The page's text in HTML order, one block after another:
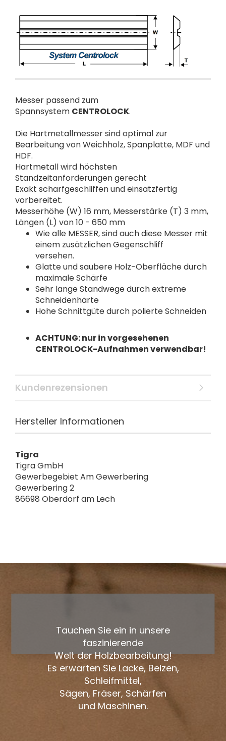
Messer passend zum
Spannsystem CENTROLOCK.
Die Hartmetallmesser sind optimal zur
Bearbeitung von Weichholz, Spanplatte, MDF und
HDF.
Hartmetall wird höchsten
Standzeitanforderungen gerecht
Exakt scharfgeschliffen und einsatzfertig
vorbereitet.
Messerhöhe (W) 16 mm, Messerstärke (T) 3 mm,
Längen (L) von 10 - 650 mm
Wie alle MESSER, sind auch diese Messer mit
einem zusätzlichen Gegenschliff
versehen.
Glatte und saubere Holz-Oberfläche durch
maximale Schärfe
Sehr lange Standwege durch extreme
Schneidenhärte
Hohe Schnittgüte durch polierte Schneiden
ACHTUNG: nur in vorgesehenen
CENTROLOCK-Aufnahmen verwendbar!
Kundenrezensionen
Hersteller Informationen
Tigra
Tigra GmbH
Gewerbegebiet Am Gewerbering
Gewerbering 2
86698 Oberdorf am Lech
Tauchen Sie ein in unsere
faszinierende
Welt der Holzbearbeitung!
Es erwarten Sie Lacke, Beizen,
Schleifmittel,
Sägen, Fräser, Schärfen
und Maschinen.